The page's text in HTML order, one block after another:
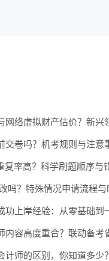
师的区别，你知道多少？